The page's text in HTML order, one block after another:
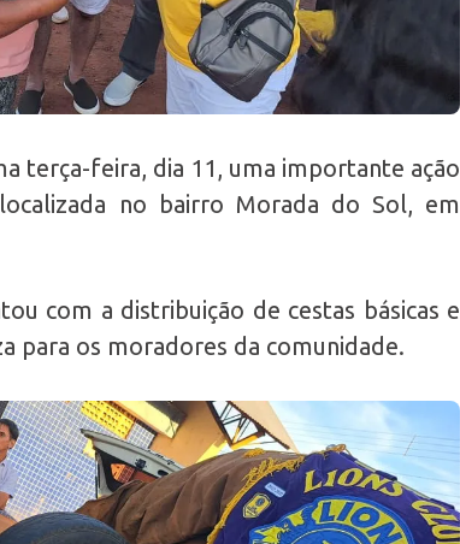
terça-feira, dia 11, uma importante ação
no bairro Morada do Sol, em
com a distribuição de cestas básicas e
para os moradores da comunidade.